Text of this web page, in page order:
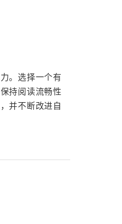
。选择一个有
持阅读流畅性
并不断改进自